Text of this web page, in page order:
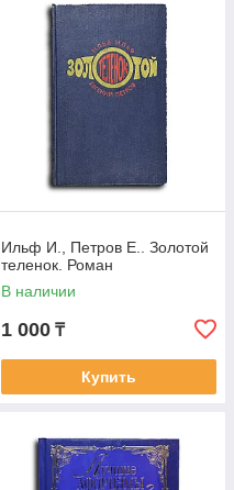
Ильф И., Петров Е.. Золотой
теленок. Роман
В наличии
1 000 ₸
Купить